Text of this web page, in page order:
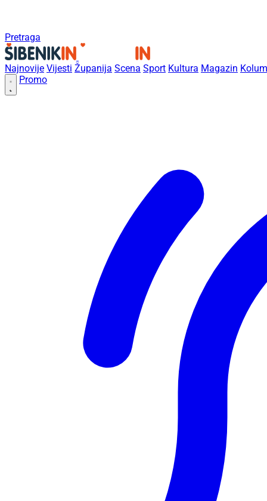
Pretraga
Najnovije Vijesti Županija Scena Sport Kultura Magazin
Promo